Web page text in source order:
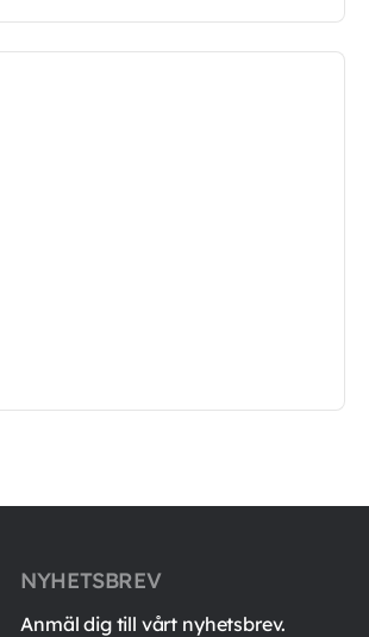
NYHETSBREV
Anmäl dig till vårt nyhetsbrev.